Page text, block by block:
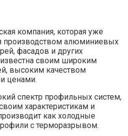
компания, которая уже
производством алюминиевых
фасадов и других
своим широким
высоким качеством
ценами.
спектр профильных систем,
характеристикам и
как холодные
с терморазрывом.